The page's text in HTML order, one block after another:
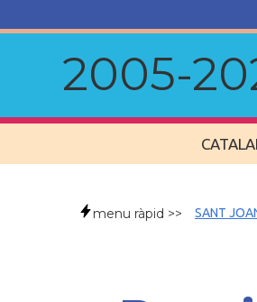
2005-
menu ràpid >> SANT